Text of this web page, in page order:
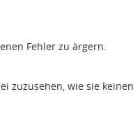
Fehler zu ärgern.
zuzusehen, wie sie keinen